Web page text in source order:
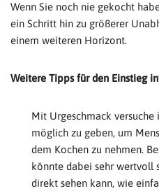
Wenn Sie noch nie gekocht
ein Schritt hin zu größerer
einem weiteren Horizont.
Weitere Tipps für den Einstieg
Mit Urgeschmack
möglich zu geben, um
dem Kochen zu nehmen.
könnte dabei sehr wertvoll
direkt sehen kann, wie